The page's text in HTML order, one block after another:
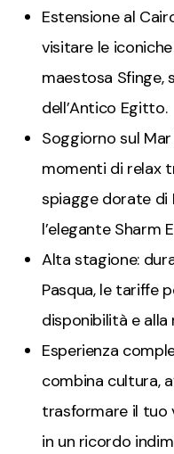
Estensione al
visitare le
maestosa Sfinge,
dell’Antico Egitto.
Soggiorno sul
momenti di relax
spiagge dorate di
l’elegante Sharm
Alta stagione:
Pasqua, le tariffe
disponibilità e alla
Esperienza
combina cultura,
trasformare il tuo
in un ricordo